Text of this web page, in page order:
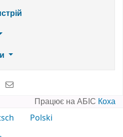
Працює на АБІС Коха
Polski